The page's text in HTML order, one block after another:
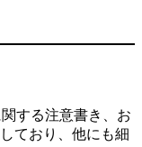
する注意書き、お
ており、他にも細